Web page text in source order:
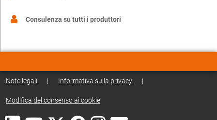
Consulenza su tutti i produttori
Note legali | Informativa sulla privacy |
Modifica del consenso ai cookie